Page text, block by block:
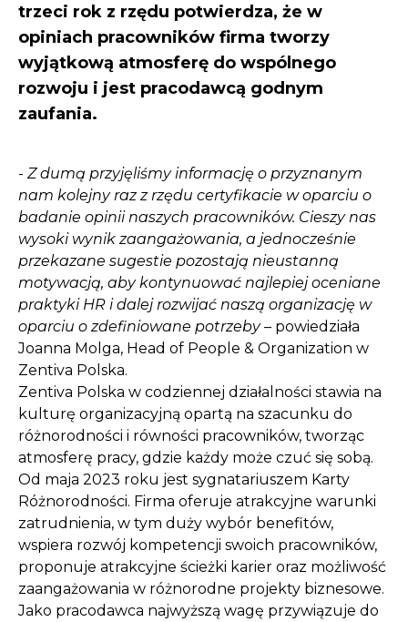
trzeci rok z rzędu potwierdza, że w
opiniach pracowników firma tworzy
wyjątkową atmosferę do wspólnego
rozwoju i jest pracodawcą godnym
zaufania.
- Z dumą przyjęliśmy informację o przyznanym
nam kolejny raz z rzędu certyfikacie w oparciu o
badanie opinii naszych pracowników. Cieszy nas
wysoki wynik zaangażowania, a jednocześnie
przekazane sugestie pozostają nieustanną
motywacją, aby kontynuować najlepiej oceniane
praktyki HR i dalej rozwijać naszą organizację w
oparciu o zdefiniowane potrzeby– powiedziała
Joanna Molga, Head of People & Organization w
Zentiva Polska.
Zentiva Polska w codziennej działalności stawia na
kulturę organizacyjną opartą na szacunku do
różnorodności i równości pracowników, tworząc
atmosferę pracy, gdzie każdy może czuć się sobą.
Od maja 2023 roku jest sygnatariuszem Karty
Różnorodności. Firma oferuje atrakcyjne warunki
zatrudnienia, w tym duży wybór benefitów,
wspiera rozwój kompetencji swoich pracowników,
proponuje atrakcyjne ścieżki karier oraz możliwość
zaangażowania w różnorodne projekty biznesowe.
Jako pracodawca najwyższą wagę przywiązuje do